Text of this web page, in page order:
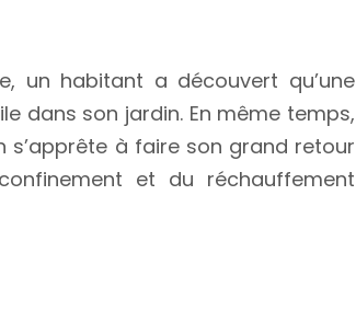
un habitant a découvert qu’une
dans son jardin. En même temps,
s’apprête à faire son grand retour
et du réchauffement